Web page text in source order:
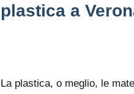
plastica a
La plastica, o meglio, le